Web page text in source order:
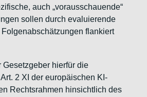
auch „vorausschauende“
sollen durch evaluierende
flankiert
Gesetzgeber hierfür die
2 XI der europäischen KI-
Rechtsrahmen hinsichtlich des